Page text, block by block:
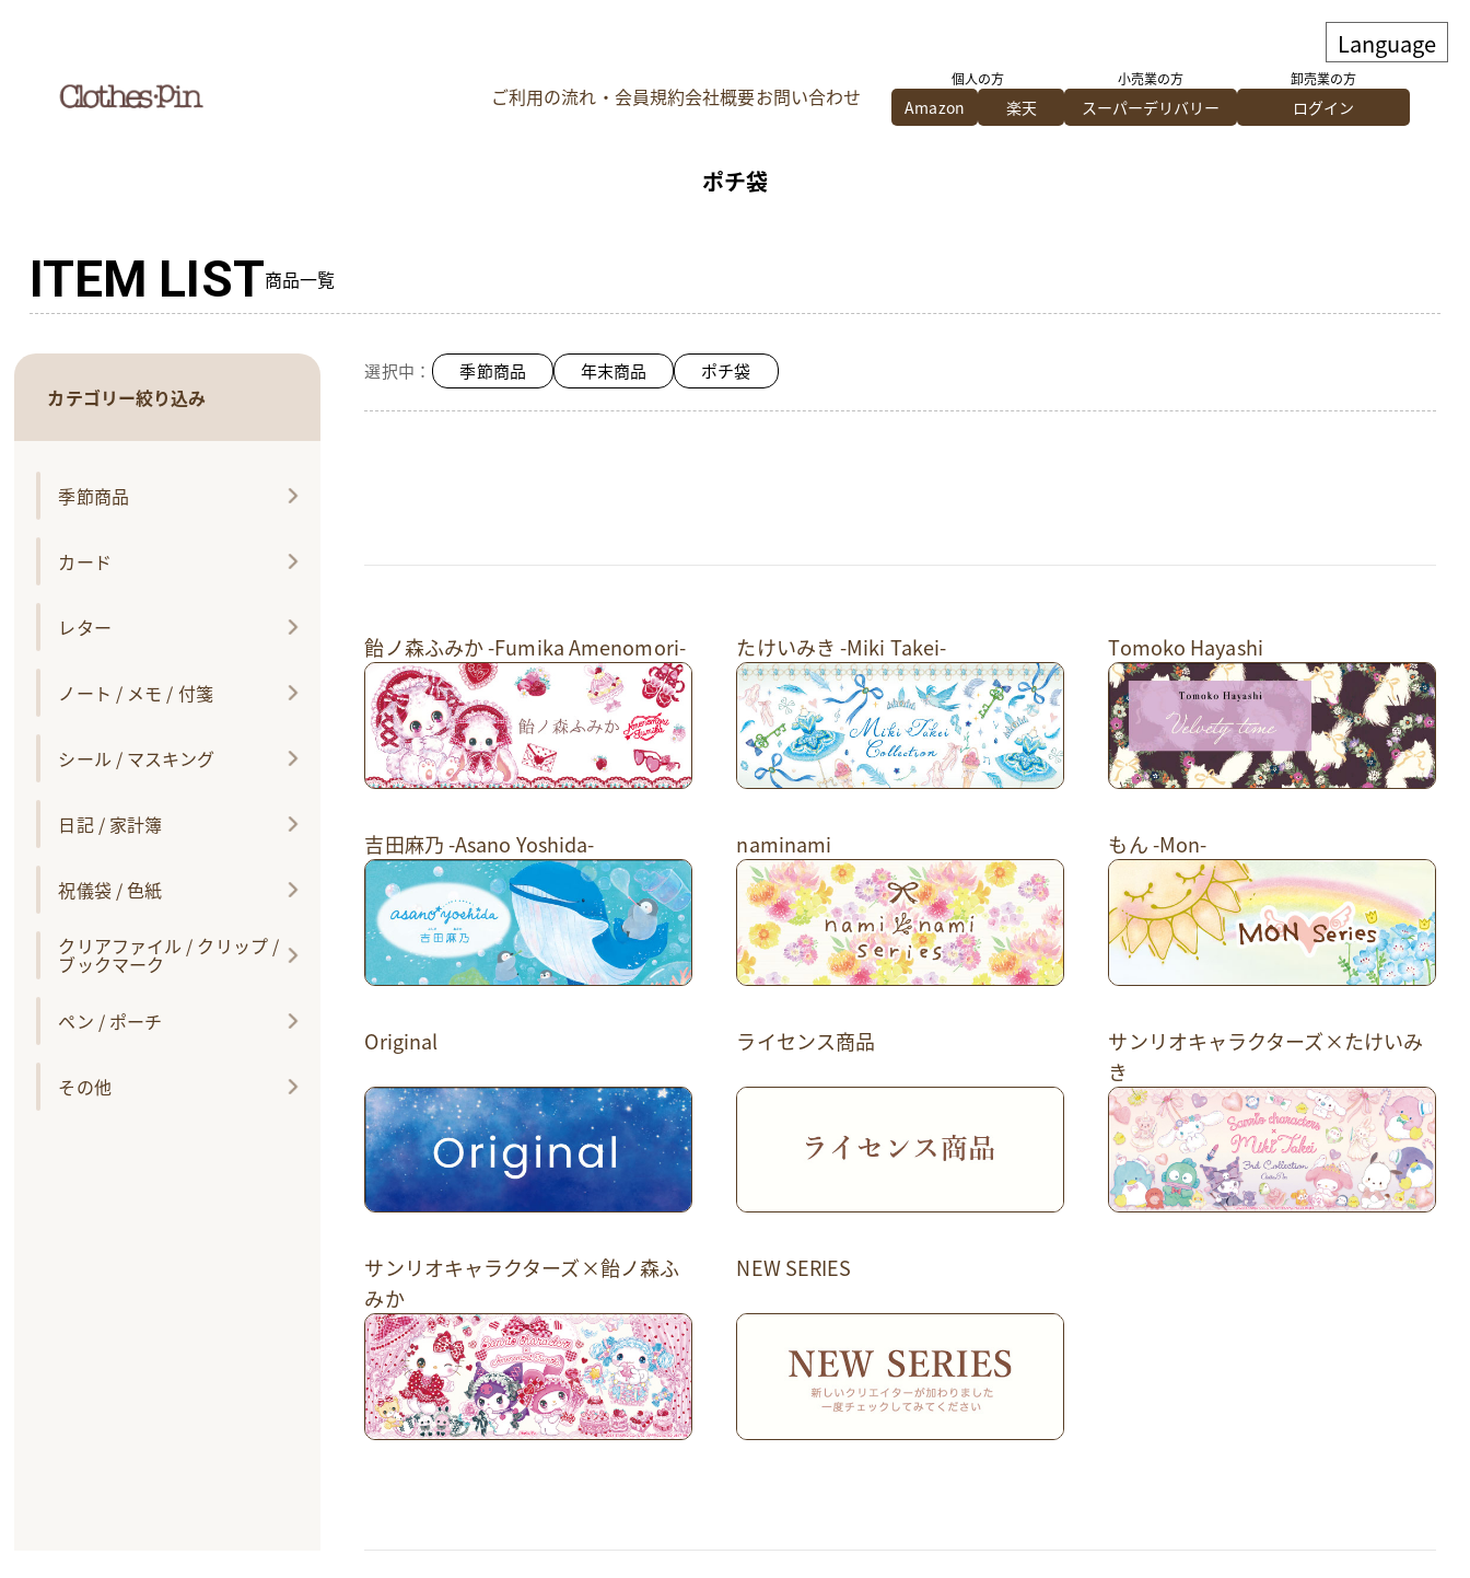
ご利用の流れ・会員規約会社概要お問い合わせ
個人の方
Amazon 楽天
小売業の方
スーパーデリバリー
卸売業の方
ログイン
ポチ袋
ITEM LIST商品一覧
カテゴリー絞り込み
季節商品
カード
レター
ノート / メモ / 付箋
シール / マスキング
日記 / 家計簿
祝儀袋 / 色紙
クリアファイル / クリップ /
ブックマーク
ペン / ポーチ
その他
選択中： 季節商品 年末商品 ポチ袋
飴ノ森ふみか -Fumika Amenomori- たけいみき -Miki Takei- Tomoko Hayashi
吉田麻乃 -Asano Yoshida- naminami もん -Mon-
Original ライセンス商品
サンリオキャラクターズ×たけいみ
き
サンリオキャラクターズ×飴ノ森ふ
みか
NEW SERIES